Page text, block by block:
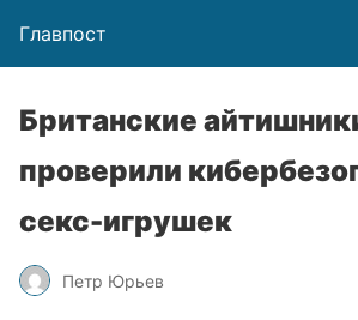
Главпост
Британские
проверили
секс-игрушек
Петр Юрьев